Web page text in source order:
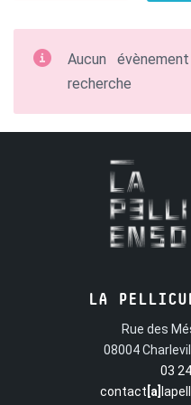
Aucun
recherche
LA
Rue des
08004
03
contact [a]